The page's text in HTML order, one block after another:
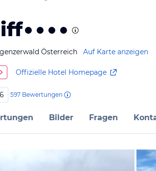
Österreich Auf Karte anzeigen
Offizielle Hotel Homepage
597 Bewertungen
Bilder Fragen